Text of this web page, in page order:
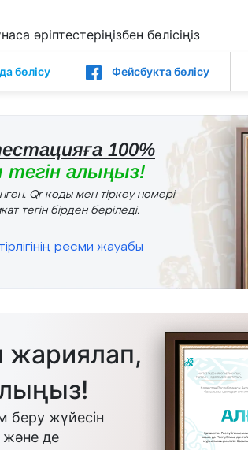
әріптестеріңізбен бөлісіңіз
бөлісу Фейсбукта бөлісу
100%
алыңыз!
Qr коды мен тіркеу номері
тегін бірден беріледі.
ресми жауабы
жариялап,
беру жүйесін
және де